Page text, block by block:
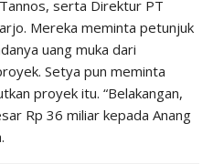
serta Direktur PT
Mereka meminta petunjuk
uang muka dari
Setya pun meminta
proyek itu. “Belakangan,
Rp 36 miliar kepada Anang